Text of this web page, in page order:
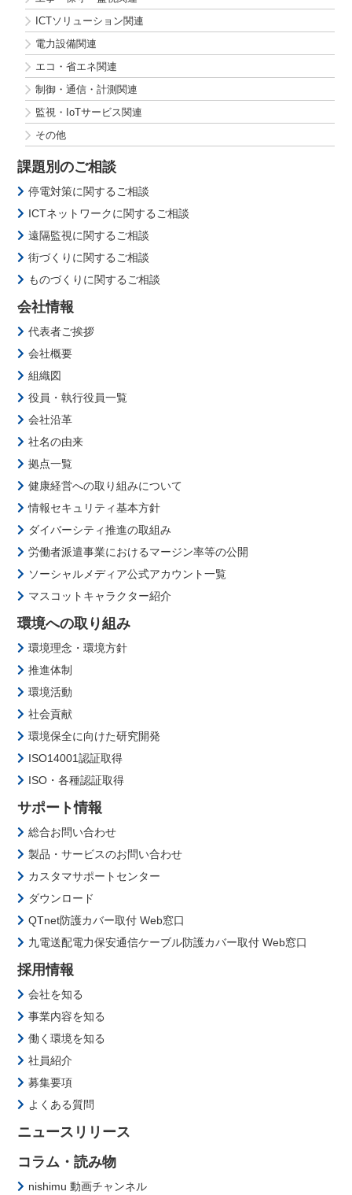
ICTソリューション関連
電力設備関連
エコ・省エネ関連
制御・通信・計測関連
監視・IoTサービス関連
その他
課題別のご相談
停電対策に関するご相談
ICTネットワークに関するご相談
遠隔監視に関するご相談
街づくりに関するご相談
ものづくりに関するご相談
会社情報
代表者ご挨拶
会社概要
組織図
役員・執行役員一覧
会社沿革
社名の由来
拠点一覧
健康経営への取り組みについて
情報セキュリティ基本方針
ダイバーシティ推進の取組み
労働者派遣事業におけるマージン率等の公開
ソーシャルメディア公式アカウント一覧
マスコットキャラクター紹介
環境への取り組み
環境理念・環境方針
推進体制
環境活動
社会貢献
環境保全に向けた研究開発
ISO14001認証取得
ISO・各種認証取得
サポート情報
総合お問い合わせ
製品・サービスのお問い合わせ
カスタマサポートセンター
ダウンロード
QTnet防護カバー取付 Web窓口
九電送配電力保安通信ケーブル防護カバー取付 Web窓口
採用情報
会社を知る
事業内容を知る
働く環境を知る
社員紹介
募集要項
よくある質問
ニュースリリース
コラム・読み物
nishimu 動画チャンネル